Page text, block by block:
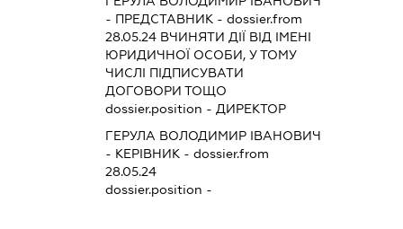
- ПРЕДСТАВНИК - dossier.from
28.05.24 ВЧИНЯТИ ДІЇ ВІД ІМЕНІ
ЮРИДИЧНОЇ ОСОБИ, У ТОМУ
ЧИСЛІ ПІДПИСУВАТИ
ДОГОВОРИ ТОЩО
dossier.position - ДИРЕКТОР
ГЕРУЛА ВОЛОДИМИР ІВАНОВИЧ
- КЕРІВНИК - dossier.from
28.05.24
dossier.position -